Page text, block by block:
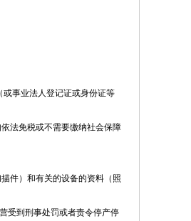
事业法人登记证或身份证等
法免税或不需要缴纳社会保障
件）和有关的设备的资料（照
受到刑事处罚或者责令停产停